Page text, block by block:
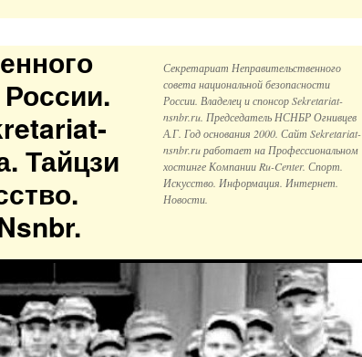
Тайцзи
Секретариат Неправительственного
совета национальной безопаcности
России. Владелец и спонсор Sekretariat-
nsnbr.ru. Председатель НСНБР Огнивцев
А.Г. Год основания 2000. Сайт Sekretariat-
nsnbr.ru работает на Профессиональном
хостинге Компании Ru-Center. Спорт.
Искусство. Информация. Интернет.
Новости.